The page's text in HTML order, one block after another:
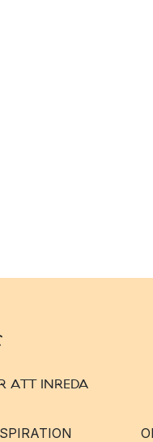
ATT INREDA